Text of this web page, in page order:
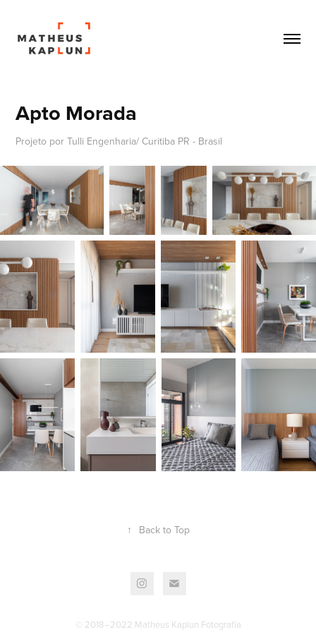
Apto Morada
Projeto por Tulli Engenharia/ Curitiba PR - Brasil
↑ Back to Top
© 2018–2022 Matheus Kaplun Fotografia